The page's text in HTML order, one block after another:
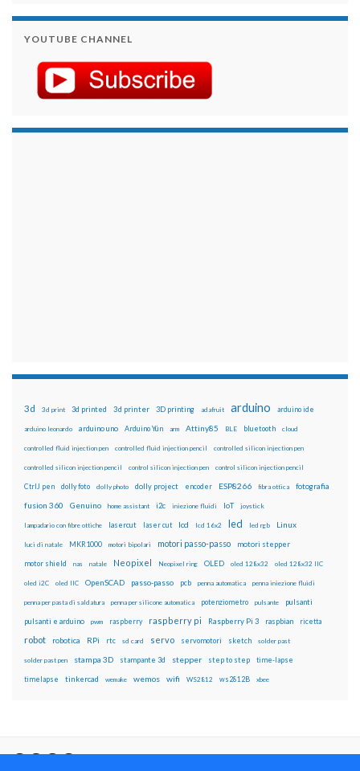
YOUTUBE CHANNEL
3d 3d print 3d printed 3d printer 3D printing adafruit arduino arduino ide
arduino leonardo arduino uno Arduino Yún arm Attiny85 BLE bluetooth cloud
controlled fluid injection pen controlled fluid injection pencil controlled silicon injection pen
controlled silicon injection pencil control silicon injection pen control silicon injection pencil
CtrlJ pen dolly foto dolly photo dolly project encoder ESP8266 fibra ottica fotografia
fusion 360 Genuino home assistant i2c iniezione fluidi IoT joystick
lampadario con fibre ottiche lasercut laser cut lcd lcd 16x2 led led rgb Linux
luci di natale MKR1000 motori bipolari motori passo-passo motori stepper
motor shield nas natale Neopixel Neopixel ring OLED oled 128x32 oled 128x32 IIC
oled i2C oled IIC OpenSCAD passo-passo pcb penna automatica penna iniezione fluidi
penna per pasta di saldatura penna per silicone automatica potenziometro pulsante pulsanti
pulsanti e arduino pwm raspberry raspberry pi Raspberry Pi 3 raspbian ricetta
robot robotica RPi rtc sd card servo servomotori sketch solder past
solder past pen stampa 3D stampante 3d stepper step to step time-lapse
timelapse tinkercad wemake wemos wifi WS2812 ws2812B xbee